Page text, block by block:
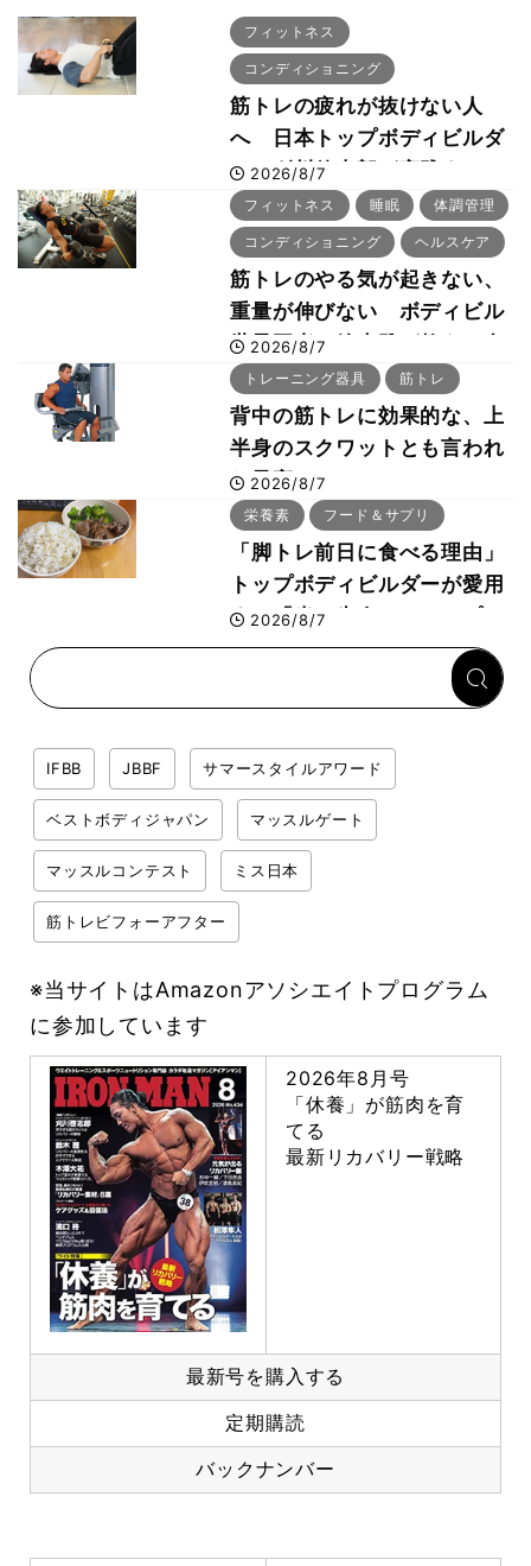
フィットネス
コンディショニング
筋トレの疲れが抜けない人
へ 日本トップボディビルダ
ー・刈川啓志郎が実践する
「回復習慣」
2026/8/7
フィットネス 睡眠 体調管理
コンディショニング ヘルスケア
筋トレのやる気が起きない、
重量が伸びない ボディビル
世界王者・鈴木雅が教える食
事・睡眠・呼吸の整え方
2026/8/7
トレーニング器具 筋トレ
背中の筋トレに効果的な、上
半身のスクワットとも言われ
た最高マシン“ノーチラス・
プルオーバーマシン”とは？
2026/8/7
栄養素 フード＆サプリ
「脚トレ前日に食べる理由」
トップボディビルダーが愛用
する「米＋牛肉」のシンプル
回復メシとは？
2026/8/7
IFBB JBBF サマースタイルアワード
ベストボディジャパン マッスルゲート
マッスルコンテスト ミス日本
筋トレビフォーアフター
※当サイトはAmazonアソシエイトプログラム
に参加しています
2026年8月号
「休養」が筋肉を育
てる
最新リカバリー戦略
最新号を購入する
定期購読
バックナンバー